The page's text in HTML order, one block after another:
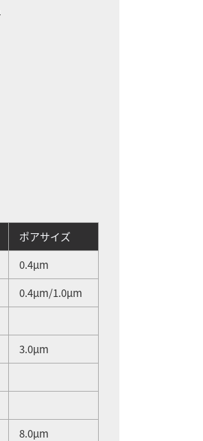
ポアサイズ
0.4μm
0.4μm/1.0μm
3.0μm
8.0μm